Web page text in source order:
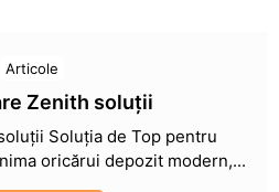
Articole
Zenith soluții
Soluția de Top pentru
oricărui depozit modern,...